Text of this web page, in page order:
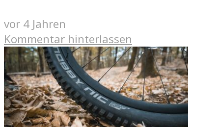
vor 4 Jahren
Kommentar hinterlassen